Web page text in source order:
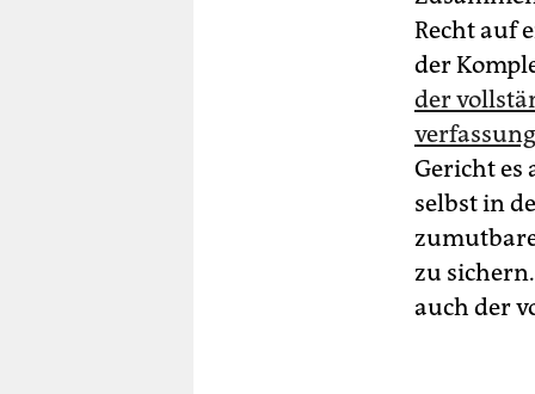
Recht auf
der
der
Gericht es
selbst in
zu
auch der